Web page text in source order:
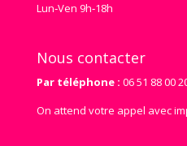
Lun‑Ven 9h‑18h
Nous contacter
Par téléphone : 06 51 88 00
On attend votre appel avec